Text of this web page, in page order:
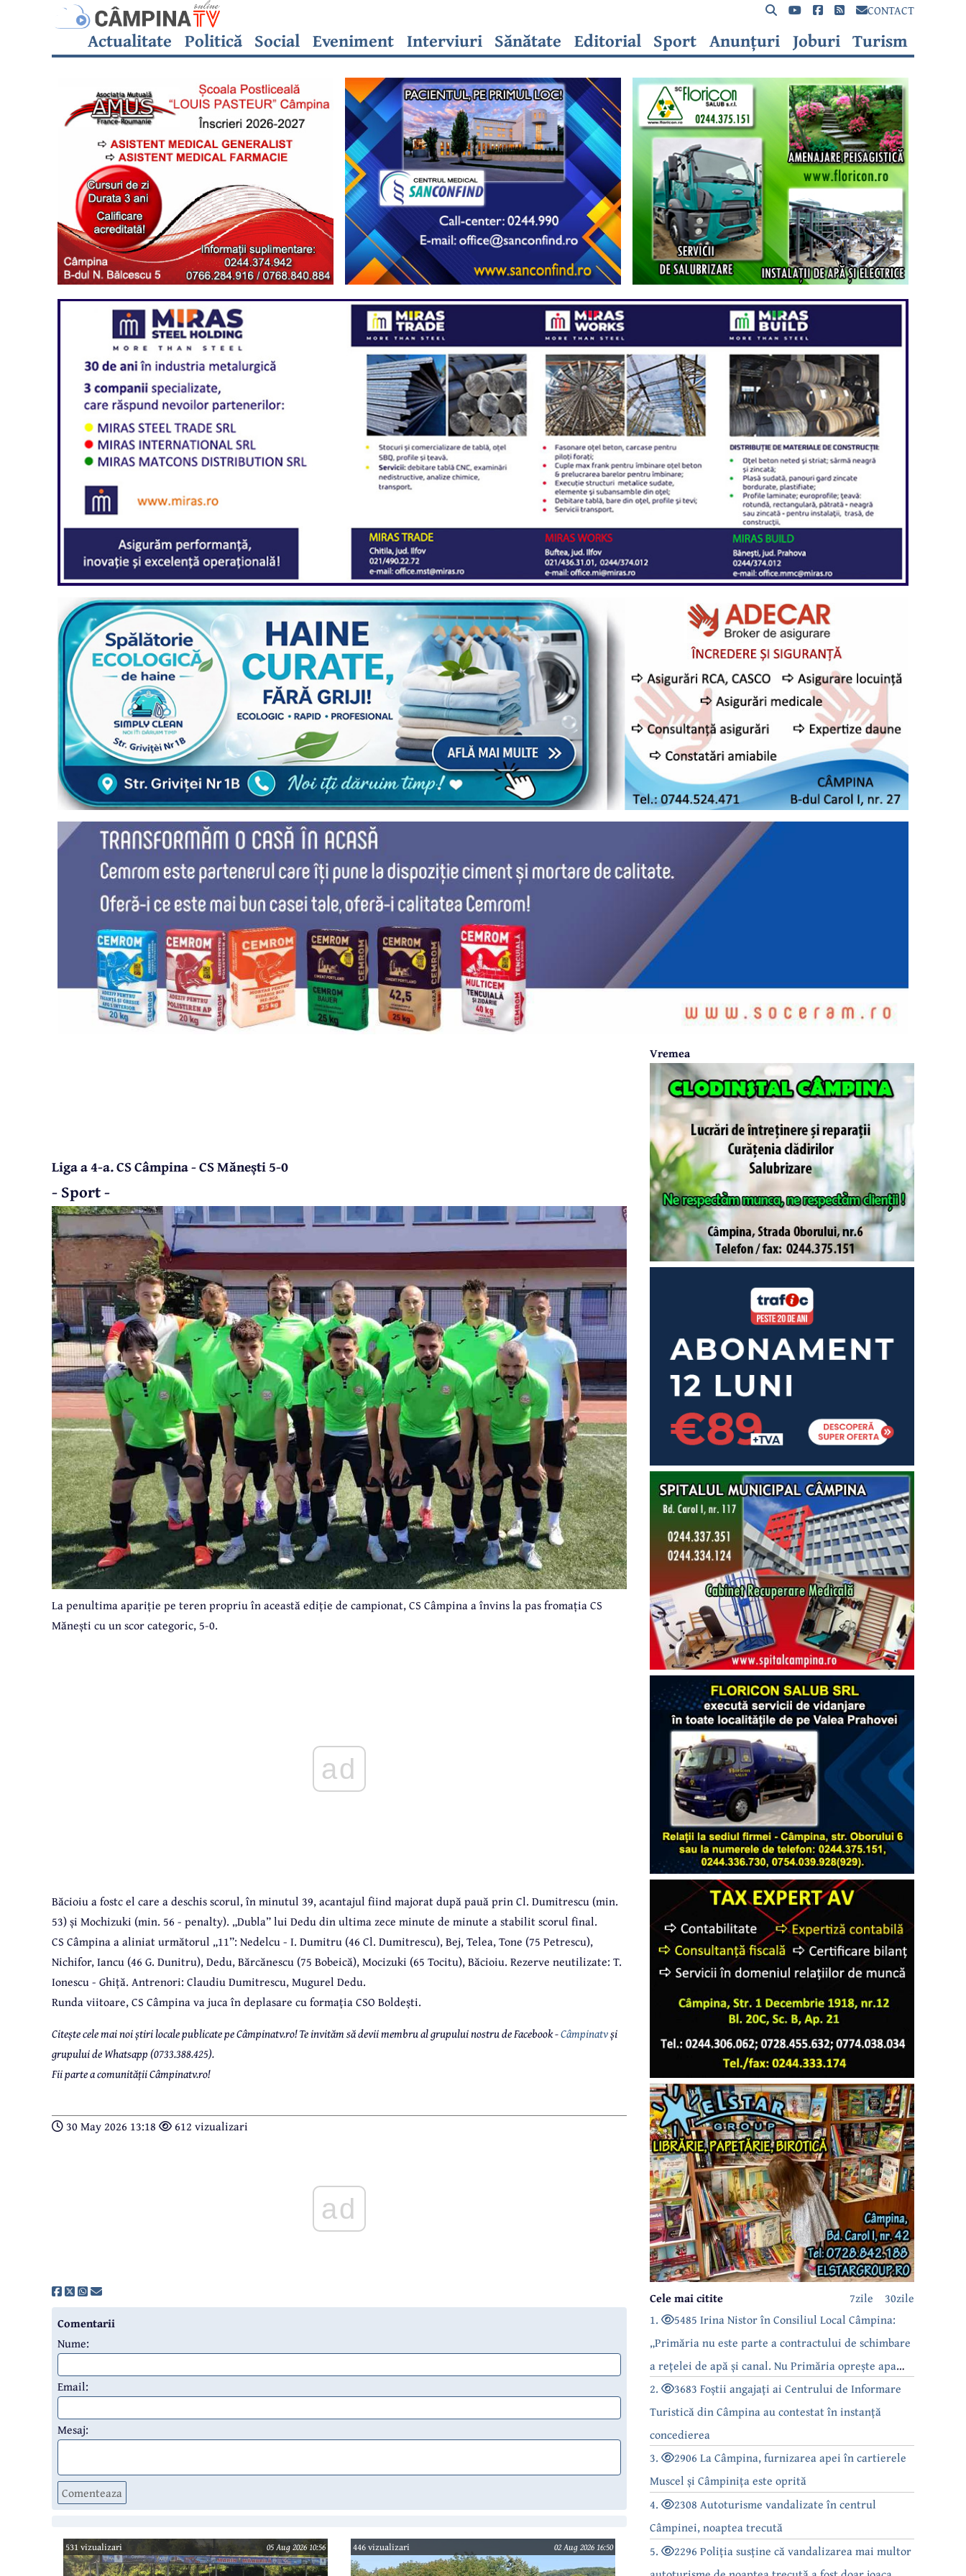
CONTACT
Actualitate Politică Social Eveniment Interviuri Sănătate Editorial Sport Anunțuri Joburi Turism
Liga a 4-a. CS Câmpina - CS Mănești 5-0
- Sport -
La penultima apariție pe teren propriu în această ediție de campionat, CS Câmpina a învins la pas fromația CS
Mănești cu un scor categoric, 5-0.
ad
Băcioiu a fostc el care a deschis scorul, în minutul 39, acantajul fiind majorat după pauă prin Cl. Dumitrescu (min.
53) și Mochizuki (min. 56 - penalty). „Dubla” lui Dedu din ultima zece minute de minute a stabilit scorul final.
CS Câmpina a aliniat următorul „11”: Nedelcu - I. Dumitru (46 Cl. Dumitrescu), Bej, Telea, Tone (75 Petrescu),
Nichifor, Iancu (46 G. Dunitru), Dedu, Bărcănescu (75 Bobeică), Mocizuki (65 Tocitu), Băcioiu. Rezerve neutilizate: T.
Ionescu - Ghiță. Antrenori: Claudiu Dumitrescu, Mugurel Dedu.
Runda viitoare, CS Câmpina va juca în deplasare cu formația CSO Boldești.
Citește cele mai noi știri locale publicate pe Câmpinatv.ro! Te invităm să devii membru al grupului nostru de Facebook -Câmpinatvși
grupului de Whatsapp (0733.388.425).
Fii parte a comunității Câmpinatv.ro!
30 May 2026 13:18 612 vizualizari
ad
Comentarii
Nume:
Email:
Mesaj:
Comenteaza
Vremea
30zile
7zile
Cele mai citite
1.
5485 Irina Nistor în Consiliul Local Câmpina:
„Primăria nu este parte a contractului de schimbare
a rețelei de apă și canal. Nu Primăria oprește apa
câmpinenilor!”
2.
3683 Foștii angajați ai Centrului de Informare
Turistică din Câmpina au contestat în instanță
concedierea
3.
2906 La Câmpina, furnizarea apei în cartierele
Muscel și Câmpinița este oprită
4.
2308 Autoturisme vandalizate în centrul
Câmpinei, noaptea trecută
5.
2296 Poliția susține că vandalizarea mai multor
531 vizualizari 05 Aug 2026 10:56 446 vizualizari 02 Aug 2026 16:50